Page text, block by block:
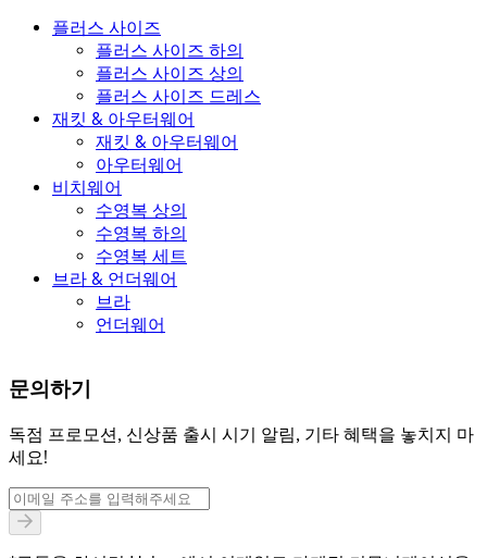
플러스 사이즈
플러스 사이즈 하의
플러스 사이즈 상의
플러스 사이즈 드레스
재킷 & 아우터웨어
재킷 & 아우터웨어
아우터웨어
비치웨어
수영복 상의
수영복 하의
수영복 세트
브라 & 언더웨어
브라
언더웨어
문의하기
독점 프로모션, 신상품 출시 시기 알림, 기타 혜택을 놓치지 마
세요!